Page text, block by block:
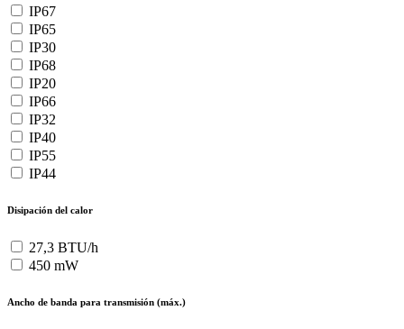
IP67
IP65
IP30
IP68
IP20
IP66
IP32
IP40
IP55
IP44
Disipación del calor
27,3 BTU/h
450 mW
Ancho de banda para transmisión (máx.)